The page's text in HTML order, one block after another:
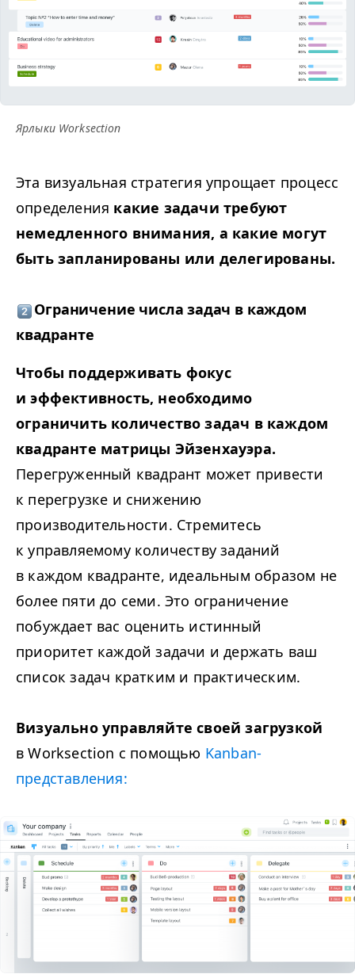
Ярлыки Work­sec­tion
Эта визуальная стратегия упрощает процесс
определения какие задачи требуют
немедленного внимания, а какие могут
быть запланированы или делегированы.
Ограничение числа задач в каждом
квадранте
Чтобы поддерживать фокус
и эффективность, необходимо
ограничить количество задач в каждом
квадранте матрицы Эйзенхауэра.
Перегруженный квадрант может привести
к перегрузке и снижению
производительности. Стремитесь
к управляемому количеству заданий
в каждом квадранте, идеальным образом не
более пяти до семи. Это ограничение
побуждает вас оценить истинный
приоритет каждой задачи и держать ваш
список задач кратким и практическим.
Визуально управляйте своей загрузкой
в Work­sec­tion с помощью Kan­ban-
представления: